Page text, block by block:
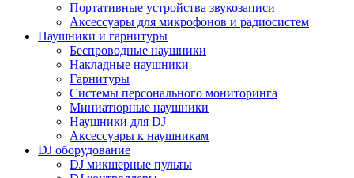
Портативные устройства звукозаписи
Аксессуары для микрофонов и радиосистем
Наушники и гарнитуры
Беспроводные наушники
Накладные наушники
Гарнитуры
Системы персонального мониторинга
Миниатюрные наушники
Наушники для DJ
Аксессуары к наушникам
DJ оборудование
DJ микшерные пульты